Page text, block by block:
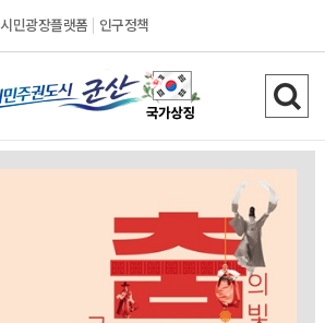
시민광장플랫폼 인구정책
시
민
검
색